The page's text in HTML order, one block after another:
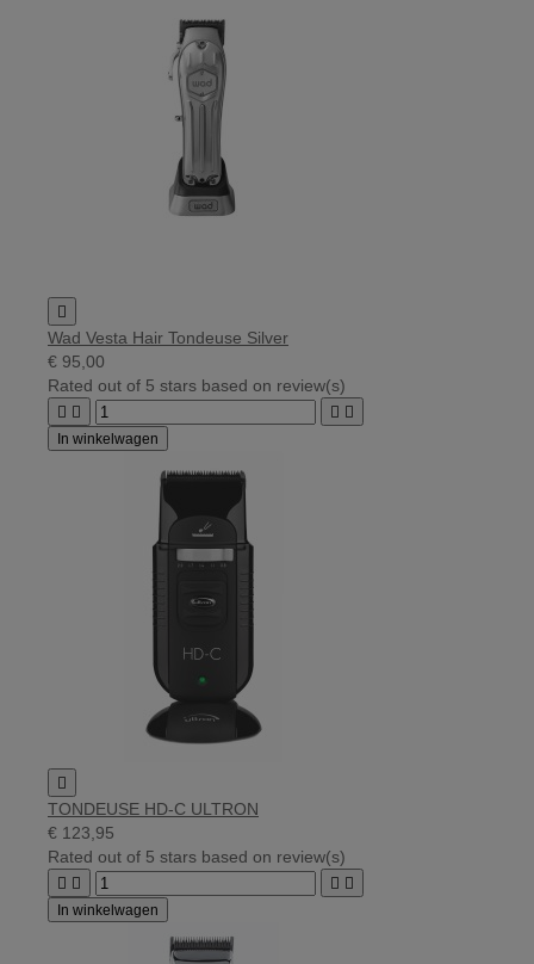

Wad Vesta Hair Tondeuse Silver
€ 95,00
Rated out of 5 stars based on review(s)
   
In winkelwagen

TONDEUSE HD-C ULTRON
€ 123,95
Rated out of 5 stars based on review(s)
   
In winkelwagen